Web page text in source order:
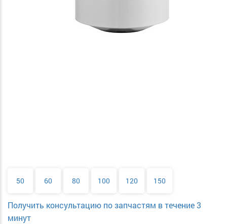
50 60 80 100 120 150
Получить консультацию по запчастям в течение 3
минут